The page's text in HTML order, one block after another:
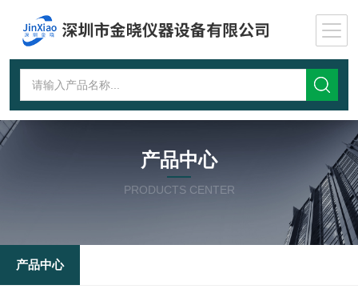
产品中心
PRODUCTS CENTER
产品中心